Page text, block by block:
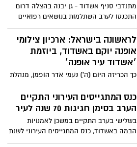
מתנדבי סניף אשדוד - גן יבנה בהצלה דרום
התכנסו לערב השתלמות בנושאים רפואיים
ובנושא חוסן המתנדבים
לראשונה בישראל: ארכיון צילומי
אופנה יוקם באשדוד, ביוזמת
׳אשדוד עיר אופנה׳
כך הכריזה היום (ה') נעמי אדר הופמן, מנהלת
אשדוד עיר אופנה והמשנה למנכ”ל החברה
העירונית לתרבות אשדוד, על בימת ועידת
האופנה של ישראל, שנערכה בהאנגר 11 בתל
כנס המתגייסים העירוני התקיים
הערב בסימן חגיגות 70 שנה לעיר
בשלישי בערב התקיים במשכן לאמנויות
הבמה באשדוד, כנס המתגייסים העירוני לשנת
2026 שנערך השנה בסימן חגיגות 70 שנה לעיר.